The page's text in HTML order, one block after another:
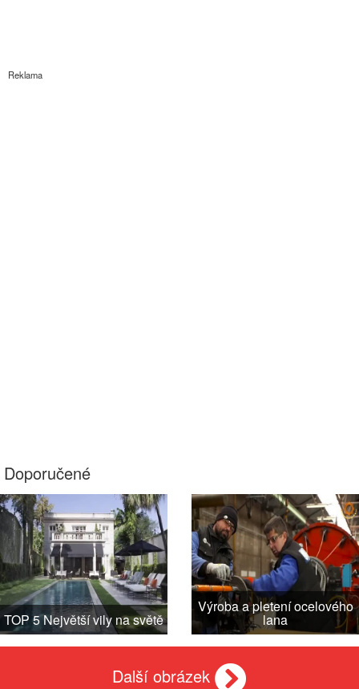
Reklama
Doporučené
TOP 5 Největší vily na světě
Výroba a pletení ocelového
lana
Další obrázek